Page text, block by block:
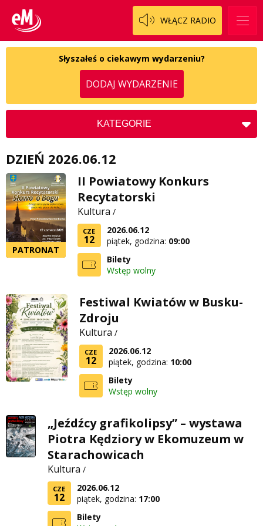
WŁĄCZ RADIO
Słowo Dnia
Tak wierzę
Weekend z blondynką
W starych Kielcach
Wszystko w temacie
Regulamin darowizn
Regulamin konkursu Zwierzak naszej klasy
Polityka prywatności
ZNAJDZIESZ NAS TAKŻE NA
Słyszałeś o ciekawym wydarzeniu?
DODAJ WYDARZENIE
KATEGORIE
Charytatywne
Społeczne
Zdrowie
DZIEŃ 2026.06.12
PATRONAT
II Powiatowy Konkurs
Recytatorski
Kultura /
CZE
12
2026.06.12
piątek, godzina: 09:00
Bilety
Wstęp wolny
Festiwal Kwiatów w Busku-
Zdroju
Kultura /
CZE
12
2026.06.12
piątek, godzina: 10:00
Bilety
Wstęp wolny
„Jeźdźcy grafikolipsy” – wystawa
Piotra Kędziory w Ekomuzeum w
Starachowicach
Kultura /
CZE
12
2026.06.12
piątek, godzina: 17:00
Bilety